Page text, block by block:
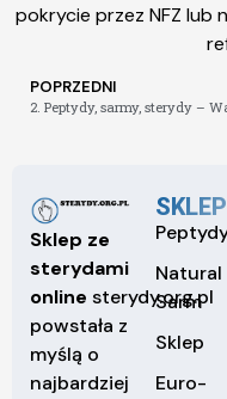
pokrycie przez NFZ lub
POPRZEDNI
Sklep ze
sterydami
online sterydy.org.pl
powstała z
myślą o
najbardziej
SKLEP
Natural
Sarm
Sklep
Euro-